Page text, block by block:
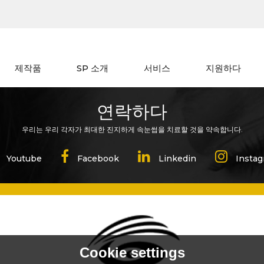
제작품 SP 소개 서비스 지원하다
연락하다
우리는 우리 각자가 최대한 진지하게 속눈썹을 치료할 것을 약속합니다.
Cookie settings